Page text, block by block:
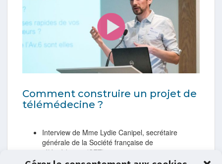
Comment construire un projet de
télémédecine ?
Interview de Mme Lydie Canipel, secrétaire
générale de la Société française de
télémédecine (SFT)